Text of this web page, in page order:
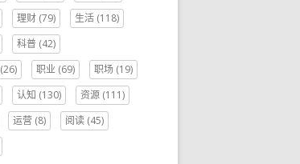
理财 (79) 生活 (118)
科普 (42)
(26) 职业 (69) 职场 (19)
认知 (130) 资源 (111)
运营 (8) 阅读 (45)